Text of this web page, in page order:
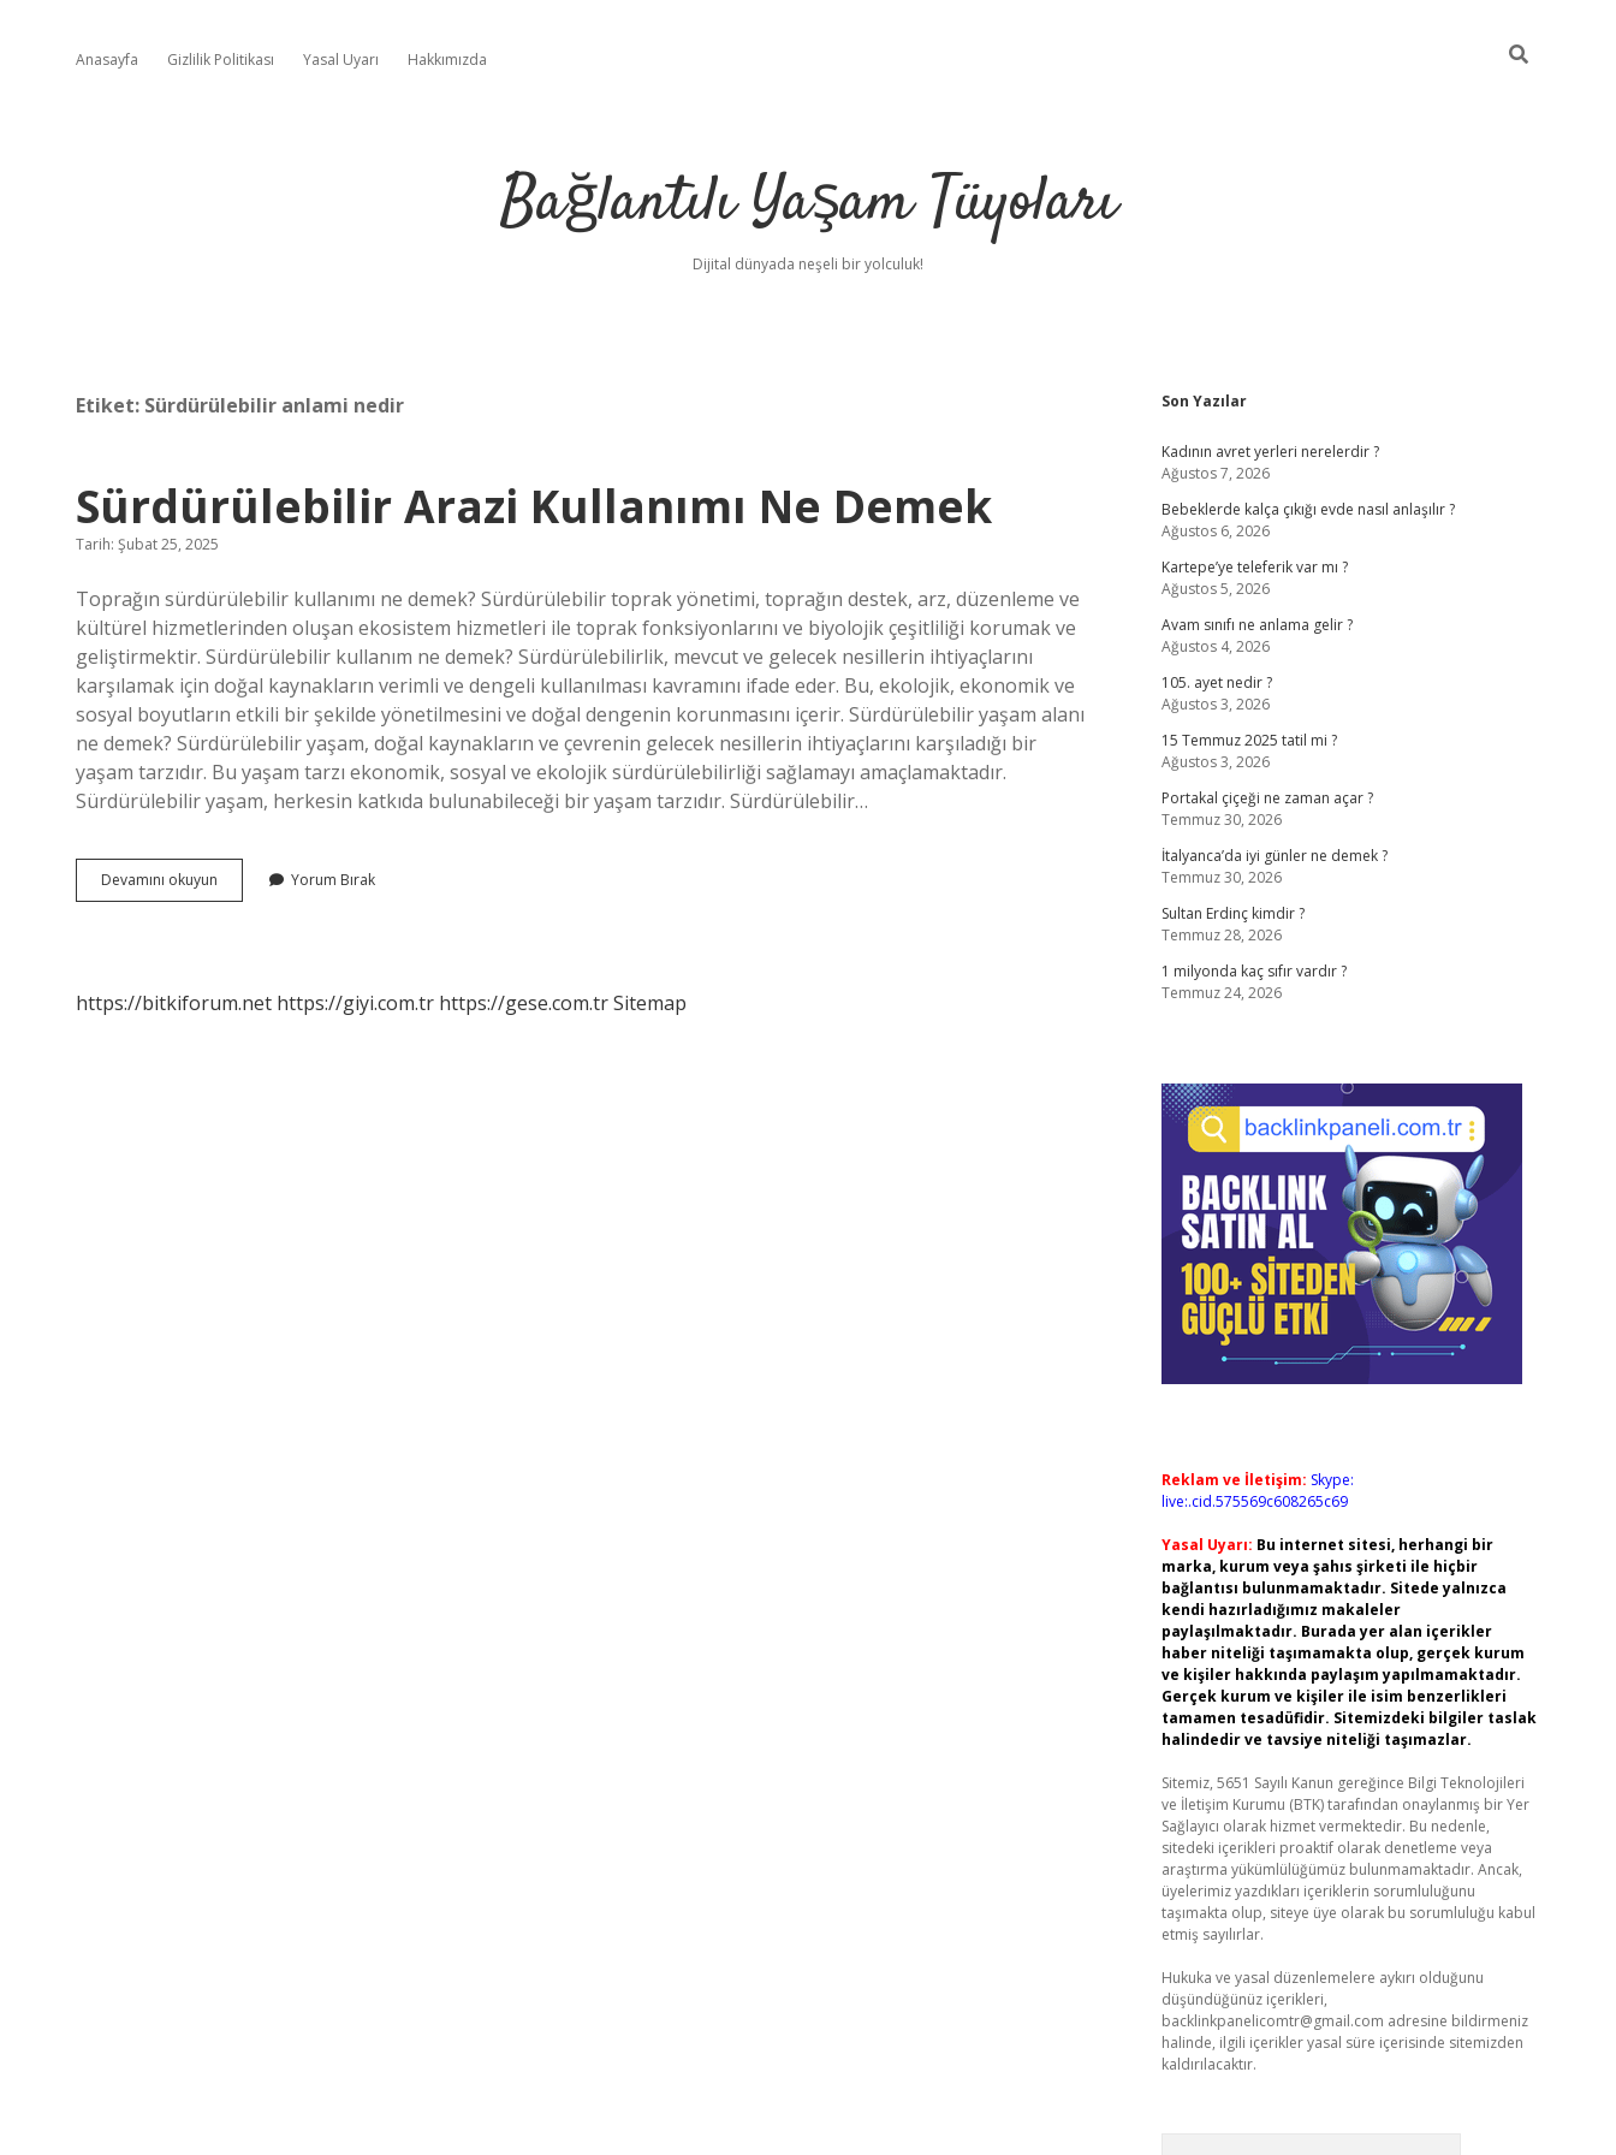
Anasayfa Gizlilik Politikası Yasal Uyarı Hakkımızda
Bağlantılı Yaşam Tüyoları
Dijital dünyada neşeli bir yolculuk!
Etiket: Sürdürülebilir anlami nedir
Sürdürülebilir Arazi Kullanımı Ne Demek
Tarih: Şubat 25, 2025
Toprağın sürdürülebilir kullanımı ne demek? Sürdürülebilir toprak yönetimi, toprağın destek, arz, düzenleme ve
kültürel hizmetlerinden oluşan ekosistem hizmetleri ile toprak fonksiyonlarını ve biyolojik çeşitliliği korumak ve
geliştirmektir. Sürdürülebilir kullanım ne demek? Sürdürülebilirlik, mevcut ve gelecek nesillerin ihtiyaçlarını
karşılamak için doğal kaynakların verimli ve dengeli kullanılması kavramını ifade eder. Bu, ekolojik, ekonomik ve
sosyal boyutların etkili bir şekilde yönetilmesini ve doğal dengenin korunmasını içerir. Sürdürülebilir yaşam alanı
ne demek? Sürdürülebilir yaşam, doğal kaynakların ve çevrenin gelecek nesillerin ihtiyaçlarını karşıladığı bir
yaşam tarzıdır. Bu yaşam tarzı ekonomik, sosyal ve ekolojik sürdürülebilirliği sağlamayı amaçlamaktadır.
Sürdürülebilir yaşam, herkesin katkıda bulunabileceği bir yaşam tarzıdır. Sürdürülebilir…
Devamını okuyun Sürdürülebilir
Arazi
Yorum Bırak
https://bitkiforum.net https://giyi.com.tr https://gese.com.trSitemap
Sidebar
Son Yazılar
Kadının avret yerleri nerelerdir ?
Ağustos 7, 2026
Bebeklerde kalça çıkığı evde nasıl anlaşılır ?
Ağustos 6, 2026
Kartepe’ye teleferik var mı ?
Ağustos 5, 2026
Avam sınıfı ne anlama gelir ?
Ağustos 4, 2026
105. ayet nedir ?
Ağustos 3, 2026
15 Temmuz 2025 tatil mi ?
Ağustos 3, 2026
Portakal çiçeği ne zaman açar ?
Temmuz 30, 2026
İtalyanca’da iyi günler ne demek ?
Temmuz 30, 2026
Sultan Erdinç kimdir ?
Temmuz 28, 2026
1 milyonda kaç sıfır vardır ?
Temmuz 24, 2026
Reklam ve İletişim: Skype:
live:.cid.575569c608265c69
Yasal Uyarı: Bu internet sitesi, herhangi bir
marka, kurum veya şahıs şirketi ile hiçbir
bağlantısı bulunmamaktadır. Sitede yalnızca
kendi hazırladığımız makaleler
paylaşılmaktadır. Burada yer alan içerikler
haber niteliği taşımamakta olup, gerçek kurum
ve kişiler hakkında paylaşım yapılmamaktadır.
Gerçek kurum ve kişiler ile isim benzerlikleri
tamamen tesadüfidir. Sitemizdeki bilgiler taslak
halindedir ve tavsiye niteliği taşımazlar.
Sitemiz, 5651 Sayılı Kanun gereğince Bilgi Teknolojileri
ve İletişim Kurumu (BTK) tarafından onaylanmış bir Yer
Sağlayıcı olarak hizmet vermektedir. Bu nedenle,
sitedeki içerikleri proaktif olarak denetleme veya
araştırma yükümlülüğümüz bulunmamaktadır. Ancak,
üyelerimiz yazdıkları içeriklerin sorumluluğunu
taşımakta olup, siteye üye olarak bu sorumluluğu kabul
etmiş sayılırlar.
Hukuka ve yasal düzenlemelere aykırı olduğunu
düşündüğünüz içerikleri,
backlinkpanelicomtr@gmail.com adresine bildirmeniz
halinde, ilgili içerikler yasal süre içerisinde sitemizden
kaldırılacaktır.